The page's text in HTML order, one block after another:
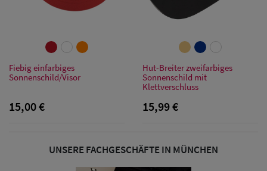
Baseball Caps
Damen UV-
Schutz Caps
Damen
Fiebig einfarbiges
Sonnenschild/Visor
15,00 €
Hut-Breiter zweifarbiges
Sonnenschild mit
Klettverschluss
15,99 €
UNSERE FACHGESCHÄFTE IN MÜNCHEN